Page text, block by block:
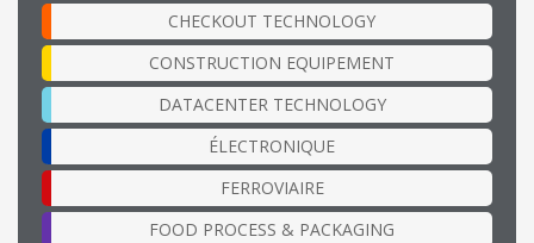
CHECKOUT TECHNOLOGY
CONSTRUCTION EQUIPEMENT
DATACENTER TECHNOLOGY
ÉLECTRONIQUE
FERROVIAIRE
FOOD PROCESS & PACKAGING